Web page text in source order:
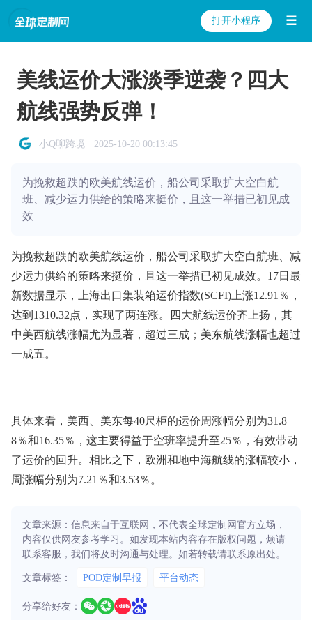
打开小程序 ☰
美线运价大涨淡季逆袭？四大
航线强势反弹！
小Q聊跨境 · 2025-10-20 00:13:45
为挽救超跌的欧美航线运价，船公司采取扩大空白航
班、减少运力供给的策略来挺价，且这一举措已初见成
效
为挽救超跌的欧美航线运价，船公司采取扩大空白航班、减
少运力供给的策略来挺价，且这一举措已初见成效。17日最
新数据显示，上海出口集装箱运价指数(SCFI)上涨12.91％，
达到1310.32点，实现了两连涨。四大航线运价齐上扬，其
中美西航线涨幅尤为显著，超过三成；美东航线涨幅也超过
一成五。
具体来看，美西、美东每40尺柜的运价周涨幅分别为31.8
8％和16.35％，这主要得益于空班率提升至25％，有效带动
了运价的回升。相比之下，欧洲和地中海航线的涨幅较小，
周涨幅分别为7.21％和3.53％。
文章来源：信息来自于互联网，不代表全球定制网官方立场，
内容仅供网友参考学习。如发现本站内容存在版权问题，烦请
联系客服，我们将及时沟通与处理。如若转载请联系原出处。
文章标签： POD定制早报 平台动态
分享给好友：